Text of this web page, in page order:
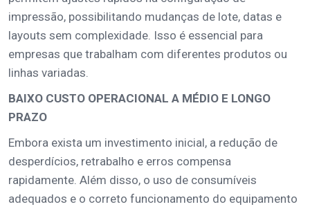
impressão, possibilitando mudanças de lote, datas e
layouts sem complexidade. Isso é essencial para
empresas que trabalham com diferentes produtos ou
linhas variadas.
BAIXO CUSTO OPERACIONAL A MÉDIO E LONGO
PRAZO
Embora exista um investimento inicial, a redução de
desperdícios, retrabalho e erros compensa
rapidamente. Além disso, o uso de consumíveis
adequados e o correto funcionamento do equipamento